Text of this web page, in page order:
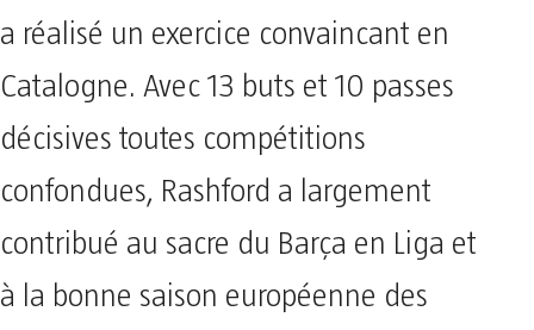
a réalisé un exercice convaincant en
Catalogne. Avec 13 buts et 10 passes
décisives toutes compétitions
confondues, Rashford a largement
contribué au sacre du Barça en Liga et
à la bonne saison européenne des